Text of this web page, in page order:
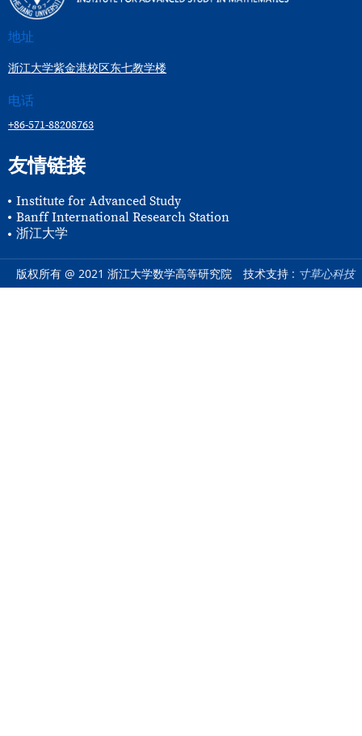
地址
浙江大学紫金港校区东七教学楼
电话
+86-571-88208763
友情链接
Institute for Advanced Study
Banff International Research Station
浙江大学
版权所有 @ 2021 浙江大学数学高等研究院 技术支持 : 寸草心科技